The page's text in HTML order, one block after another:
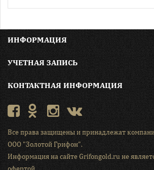
ИНФОРМАЦИЯ
УЧЕТНАЯ ЗАПИСЬ
КОНТАКТНАЯ ИНФОРМАЦИЯ
Все права защищены и принадлежат
ООО "Золотой Грифон".
Информация на сайте Grifongold.ru не